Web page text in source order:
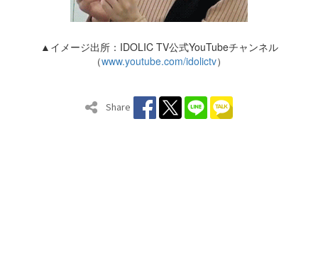
▲イメージ出所：IDOLIC TV公式YouTubeチャンネル
（www.youtube.com/idolictv）
Share